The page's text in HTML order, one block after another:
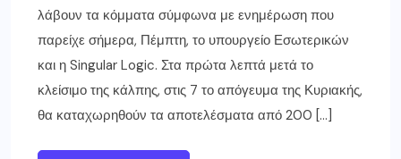
λάβουν τα κόμματα σύμφωνα με ενημέρωση που
παρείχε σήμερα, Πέμπτη, το υπουργείο Εσωτερικών
και η Singular Logic. Στα πρώτα λεπτά μετά το
κλείσιμο της κάλπης, στις 7 το απόγευμα της Κυριακής,
θα καταχωρηθούν τα αποτελέσματα από 200 […]